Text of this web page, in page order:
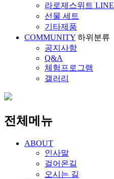
라로제스위트 LINE
선물 세트
기타제품
COMMUNITY 하위분류
공지사항
Q&A
체험프로그램
갤러리
전체메뉴
ABOUT
인사말
걸어온길
오시는 길